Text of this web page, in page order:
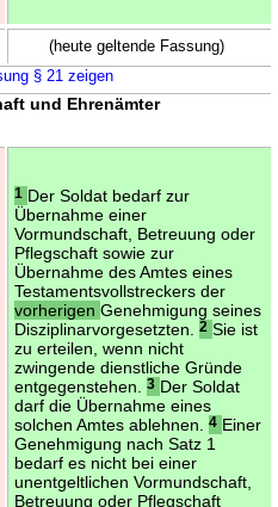
(heute geltende Fassung)
§ 21 zeigen
und Ehrenämter
1 Der Soldat bedarf zur
Übernahme einer
Vormundschaft, Betreuung oder
Pflegschaft sowie zur
Übernahme des Amtes eines
Testamentsvollstreckers der
vorherigen Genehmigung seines
Disziplinarvorgesetzten.
2 Sie ist
zu erteilen, wenn nicht
zwingende dienstliche Gründe
entgegenstehen.
3 Der Soldat
darf die Übernahme eines
solchen Amtes ablehnen.
4 Einer
Genehmigung nach Satz 1
bedarf es nicht bei einer
unentgeltlichen Vormundschaft,
Betreuung oder Pflegschaft